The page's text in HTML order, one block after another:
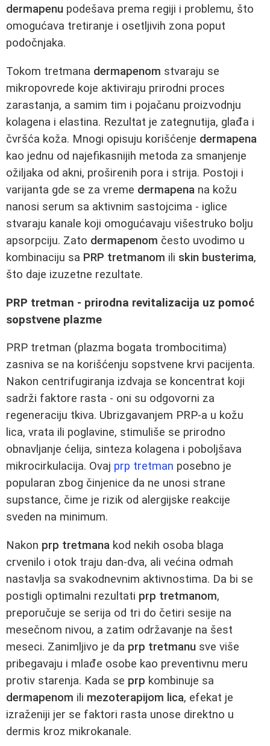
dermapenu podešava prema regiji i problemu, što
omogućava tretiranje i osetljivih zona poput
podočnjaka.
Tokom tretmana dermapenom stvaraju se
mikropovrede koje aktiviraju prirodni proces
zarastanja, a samim tim i pojačanu proizvodnju
kolagena i elastina. Rezultat je zategnutija, glađa i
čvršća koža. Mnogi opisuju korišćenje dermapena
kao jednu od najefikasnijih metoda za smanjenje
ožiljaka od akni, proširenih pora i strija. Postoji i
varijanta gde se za vreme dermapena na kožu
nanosi serum sa aktivnim sastojcima - iglice
stvaraju kanale koji omogućavaju višestruko bolju
apsorpciju. Zato dermapenom često uvodimo u
kombinaciju sa PRP tretmanom ili skin busterima,
što daje izuzetne rezultate.
PRP tretman - prirodna revitalizacija uz pomoć
sopstvene plazme
PRP tretman (plazma bogata trombocitima)
zasniva se na korišćenju sopstvene krvi pacijenta.
Nakon centrifugiranja izdvaja se koncentrat koji
sadrži faktore rasta - oni su odgovorni za
regeneraciju tkiva. Ubrizgavanjem PRP-a u kožu
lica, vrata ili poglavine, stimuliše se prirodno
obnavljanje ćelija, sinteza kolagena i poboljšava
mikrocirkulacija. Ovaj prp tretman posebno je
popularan zbog činjenice da ne unosi strane
supstance, čime je rizik od alergijske reakcije
sveden na minimum.
Nakon prp tretmana kod nekih osoba blaga
crvenilo i otok traju dan-dva, ali većina odmah
nastavlja sa svakodnevnim aktivnostima. Da bi se
postigli optimalni rezultati prp tretmanom,
preporučuje se serija od tri do četiri sesije na
mesečnom nivou, a zatim održavanje na šest
meseci. Zanimljivo je da prp tretmanu sve više
pribegavaju i mlađe osobe kao preventivnu meru
protiv starenja. Kada se prp kombinuje sa
dermapenom ili mezoterapijom lica, efekat je
izraženiji jer se faktori rasta unose direktno u
dermis kroz mikrokanale.